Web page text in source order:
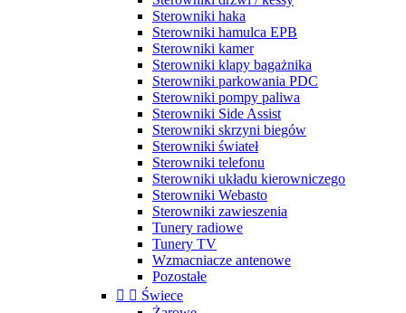
Sterowniki haka
Sterowniki hamulca EPB
Sterowniki kamer
Sterowniki klapy bagażnika
Sterowniki parkowania PDC
Sterowniki pompy paliwa
Sterowniki Side Assist
Sterowniki skrzyni biegów
Sterowniki świateł
Sterowniki telefonu
Sterowniki układu kierowniczego
Sterowniki Webasto
Sterowniki zawieszenia
Tunery radiowe
Tunery TV
Wzmacniacze antenowe
Pozostałe
  Świece